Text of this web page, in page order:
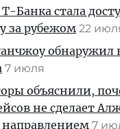
Банка стала
за рубежом 22
обнаружил
7 июля
объяснили,
не сделает
7